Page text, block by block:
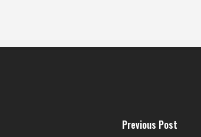
Previous Post